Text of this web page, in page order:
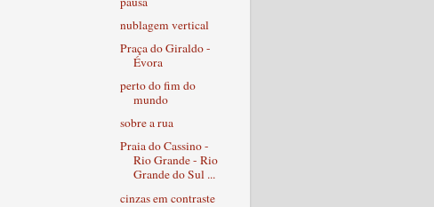
nublagem vertical
Praça do Giraldo -
Évora
perto do fim do
mundo
sobre a rua
Praia do Cassino -
Rio Grande - Rio
Grande do Sul ...
cinzas em contraste